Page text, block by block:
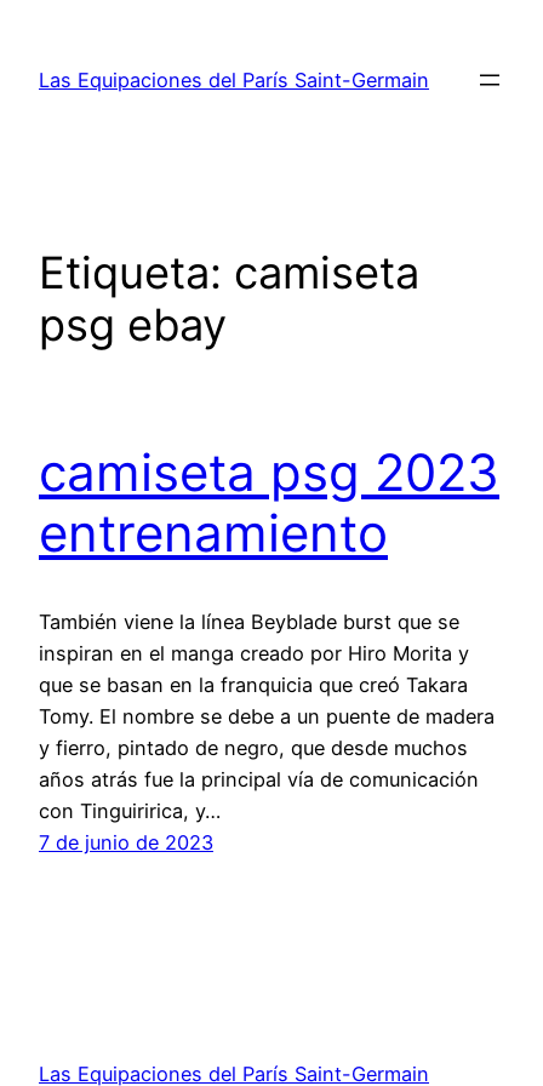
contenido
Las Equipaciones del París Saint-Germain
Etiqueta: camiseta
psg ebay
camiseta psg 2023
entrenamiento
También viene la línea Beyblade burst que se
inspiran en el manga creado por Hiro Morita y
que se basan en la franquicia que creó Takara
Tomy. El nombre se debe a un puente de madera
y fierro, pintado de negro, que desde muchos
años atrás fue la principal vía de comunicación
con Tinguiririca, y…
7 de junio de 2023
Las Equipaciones del París Saint-Germain